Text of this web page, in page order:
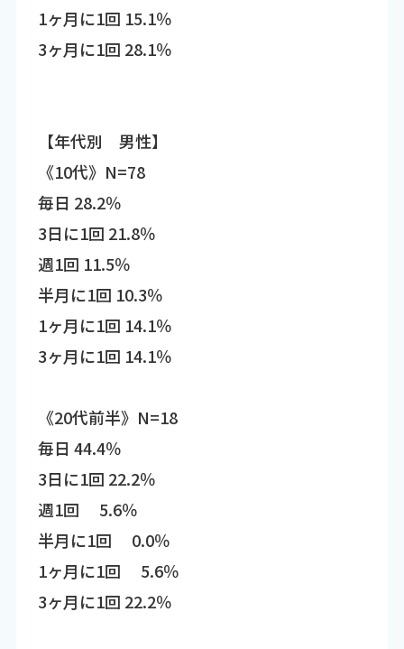
1ヶ月に1回 15.1％
3ヶ月に1回 28.1％
【年代別 男性】
《10代》N=78
毎日 28.2％
3日に1回 21.8％
週1回 11.5％
半月に1回 10.3％
1ヶ月に1回 14.1％
3ヶ月に1回 14.1％
《20代前半》N=18
毎日 44.4％
3日に1回 22.2％
週1回 5.6％
半月に1回 0.0％
1ヶ月に1回 5.6％
3ヶ月に1回 22.2％